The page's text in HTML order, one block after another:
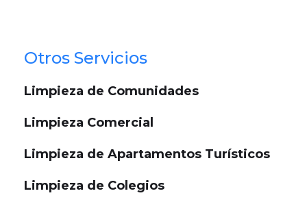
Otros Servicios
Limpieza de Comunidades
Limpieza Comercial
Limpieza de Apartamentos Turísticos
Limpieza de Colegios